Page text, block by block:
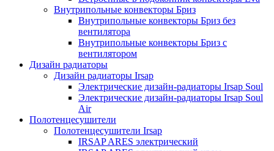
Внутрипольные конвекторы Бриз
Внутрипольные конвекторы Бриз без
вентилятора
Внутрипольные конвекторы Бриз с
вентилятором
Дизайн радиаторы
Дизайн радиаторы Irsap
Электрические дизайн-радиаторы Irsap Soul
Электрические дизайн-радиаторы Irsap Soul
Air
Полотенцесушители
Полотенцесушители Irsap
IRSAP ARES электрический